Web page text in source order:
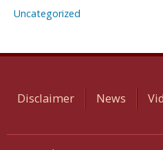
Uncategorized
Disclaimer News